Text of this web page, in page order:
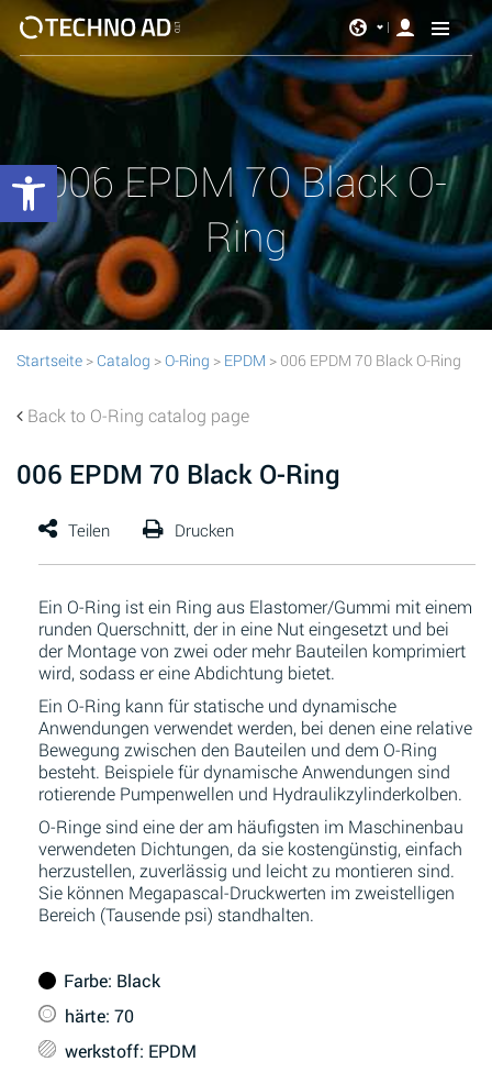
006 EPDM 70 Black O-
Ring
Startseite > Catalog >O-Ring > EPDM > 006 EPDM 70 Black O-Ring
Back to O-Ring catalog page
006 EPDM 70 Black O-Ring
Ein O-Ring ist ein Ring aus Elastomer/Gummi mit einem
runden Querschnitt, der in eine Nut eingesetzt und bei
der Montage von zwei oder mehr Bauteilen komprimiert
wird, sodass er eine Abdichtung bietet.
Ein O-Ring kann für statische und dynamische
Anwendungen verwendet werden, bei denen eine relative
Bewegung zwischen den Bauteilen und dem O-Ring
besteht. Beispiele für dynamische Anwendungen sind
rotierende Pumpenwellen und Hydraulikzylinderkolben.
O-Ringe sind eine der am häufigsten im Maschinenbau
verwendeten Dichtungen, da sie kostengünstig, einfach
herzustellen, zuverlässig und leicht zu montieren sind.
Sie können Megapascal-Druckwerten im zweistelligen
Bereich (Tausende psi) standhalten.
Farbe: Black
härte: 70
werkstoff: EPDM
Werkzeugleiste öffnen